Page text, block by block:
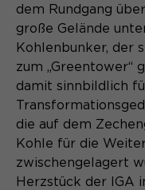
Zweck
Sie
zu
offen
einem
ID als
Name _pk_id*
Anbieter
Laufzeit 13
Zweck
Cookie-
Aktivierung
Diese Cookies
Übersetzung der
Anbieter
dem Rundgang
große Gelände
Kohlenbunker, der
zum „Greentower“
damit sinnbildlich
die auf dem
Kohle für die
zwischengelagert
Herzstück der IGA